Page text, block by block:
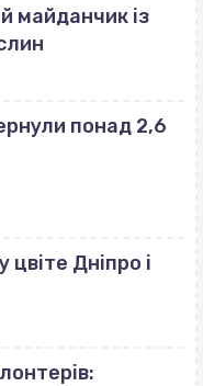
майданчик із
понад 2,6
Дніпро і